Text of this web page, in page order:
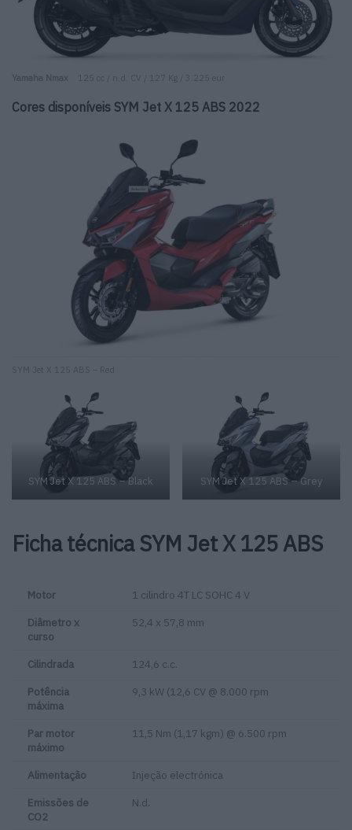
Yamaha Nmax 125 cc / n.d. CV / 127 Kg / 3.225 eur
Cores disponíveis SYM Jet X 125 ABS 2022
SYM Jet X 125 ABS – Red
SYM Jet X 125 ABS – Black SYM Jet X 125 ABS – Grey
Ficha técnica SYM Jet X 125 ABS
Motor
1 cilindro 4T LC SOHC 4 V
Diâmetro x
curso
52,4 x 57,8 mm
Cilindrada
124,6 c.c.
Potência
máxima
9,3 kW (12,6 CV @ 8.000 rpm
Par motor
máximo
11,5 Nm (1,17 kgm) @ 6.500 rpm
Alimentação
Injeção electrónica
Emissões de
CO2
N.d.